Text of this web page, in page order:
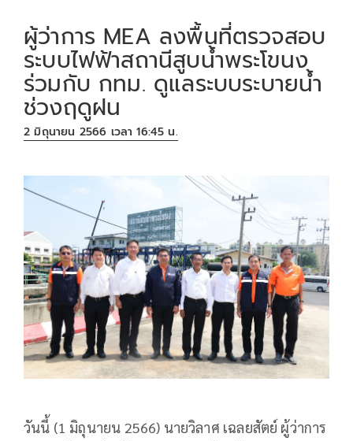
ผู้ว่าการ MEA ลงพื้นที่ตรวจสอบ
ระบบไฟฟ้าสถานีสูบน้ำพระโขนง
ร่วมกับ กทม. ดูแลระบบระบายน้ำ
ช่วงฤดูฝน
2 มิถุนายน 2566 เวลา 16:45 น.
วันนี้ (1 มิถุนายน 2566) นายวิลาศ เฉลยสัตย์ ผู้ว่าการ